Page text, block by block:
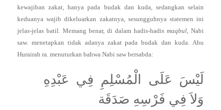
kewajiban zakat, hanya pada budak dan kuda, sedangkan selain
keduanya wajib dikeluarkan zakatnya, sesungguhnya statemen ini
jelas-jelas batil. Memang benar, di dalam hadis-hadis maqbul, Nabi
saw. menetapkan tidak adanya zakat pada budak dan kuda. Abu
Hurairah ra. menuturkan bahwa Nabi saw bersabda:
لَيْسَ عَلَى الْمُسْلِمِ فِي عَبْدِهِ
وَلاَ فِي فَرْسِهِ صَدَقَة